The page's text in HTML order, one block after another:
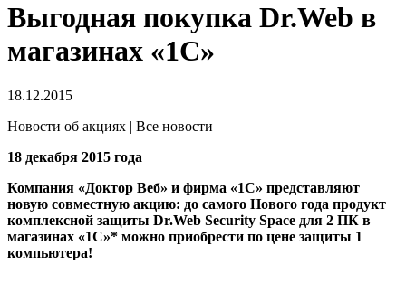
Выгодная покупка Dr.Web в
магазинах «1С»
18.12.2015
Новости об акциях | Все новости
18 декабря 2015 года
Компания «Доктор Веб» и фирма «1С» представляют
новую совместную акцию: до самого Нового года продукт
комплексной защиты Dr.Web Security Space для 2 ПК в
магазинах «1С»* можно приобрести по цене защиты 1
компьютера!